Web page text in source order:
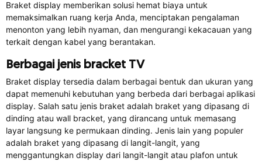
Braket display memberikan solusi hemat biaya untuk
memaksimalkan ruang kerja Anda, menciptakan pengalaman
menonton yang lebih nyaman, dan mengurangi kekacauan yang
terkait dengan kabel yang berantakan.
Berbagai jenis bracket TV
Braket display tersedia dalam berbagai bentuk dan ukuran yang
dapat memenuhi kebutuhan yang berbeda dari berbagai aplikasi
display. Salah satu jenis braket adalah braket yang dipasang di
dinding atau wall bracket, yang dirancang untuk memasang
layar langsung ke permukaan dinding. Jenis lain yang populer
adalah braket yang dipasang di langit-langit, yang
menggantungkan display dari langit-langit atau plafon untuk